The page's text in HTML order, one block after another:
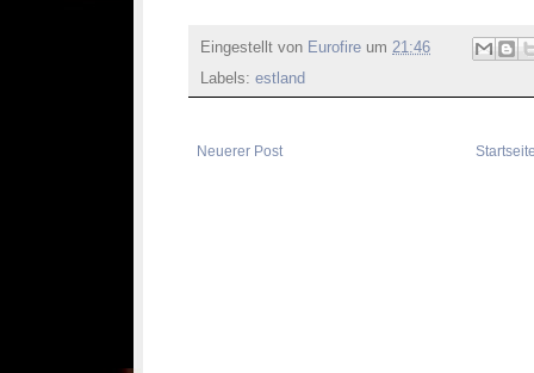
Eingestellt von Eurofire um 21:46
Labels: estland
Neuerer Post